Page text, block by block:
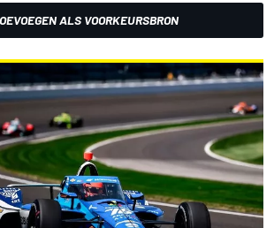
ALS VOORKEURSBRON